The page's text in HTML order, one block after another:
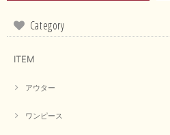
Category
ITEM
アウター
ワンピース